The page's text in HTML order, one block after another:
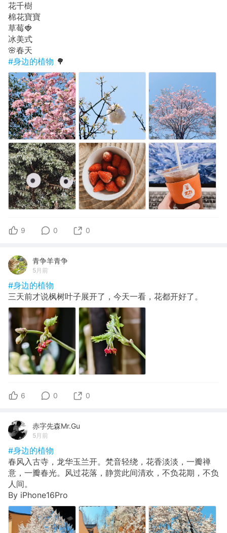
花千樹
棉花寶寶
草莓🍓
冰美式
🌸春天
#身边的植物 🌳
9 0 0
青争羊青争
5月前
#身边的植物
三天前才说枫树叶子展开了，今天一看，花都开好了。
6 0 0
赤字先森Mr.Gu
5月前
#身边的植物
春风入古寺，龙华玉兰开。梵音轻绕，花香淡淡，一瓣禅
意，一瓣春光。风过花落，静赏此间清欢，不负花期，不负
人间。
By iPhone16Pro